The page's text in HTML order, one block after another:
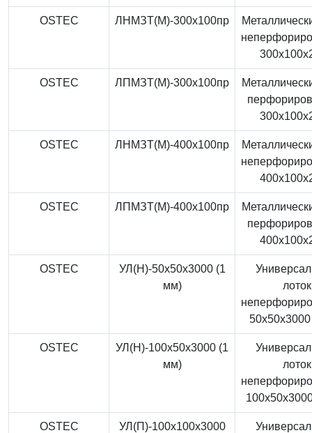
OSTEC ЛНМЗТ(М)-300x100пр
OSTEC ЛПМЗТ(М)-300x100пр
OSTEC ЛНМЗТ(М)-400x100пр
OSTEC ЛПМЗТ(М)-400x100пр
OSTEC
УЛ(Н)-50x50x3000 (1
мм)
лоток
OSTEC
УЛ(Н)-100x50x3000 (1
мм)
лоток
OSTEC
УЛ(П)-100x100x3000